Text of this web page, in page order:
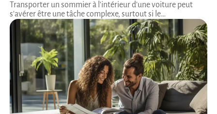
Transporter un sommier à l'intérieur d'une voiture peut
s'avérer être une tâche complexe, surtout si le…